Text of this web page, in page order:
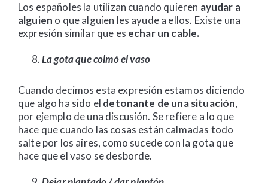
Los españoles la utilizan cuando quieren ayudar a
alguien o que alguien les ayude a ellos. Existe una
expresión similar que es echar un cable.
La gota que colmó el vaso
Cuando decimos esta expresión estamos diciendo
que algo ha sido el detonante de una situación,
por ejemplo de una discusión. Se refiere a lo que
hace que cuando las cosas están calmadas todo
salte por los aires, como sucede con la gota que
hace que el vaso se desborde.